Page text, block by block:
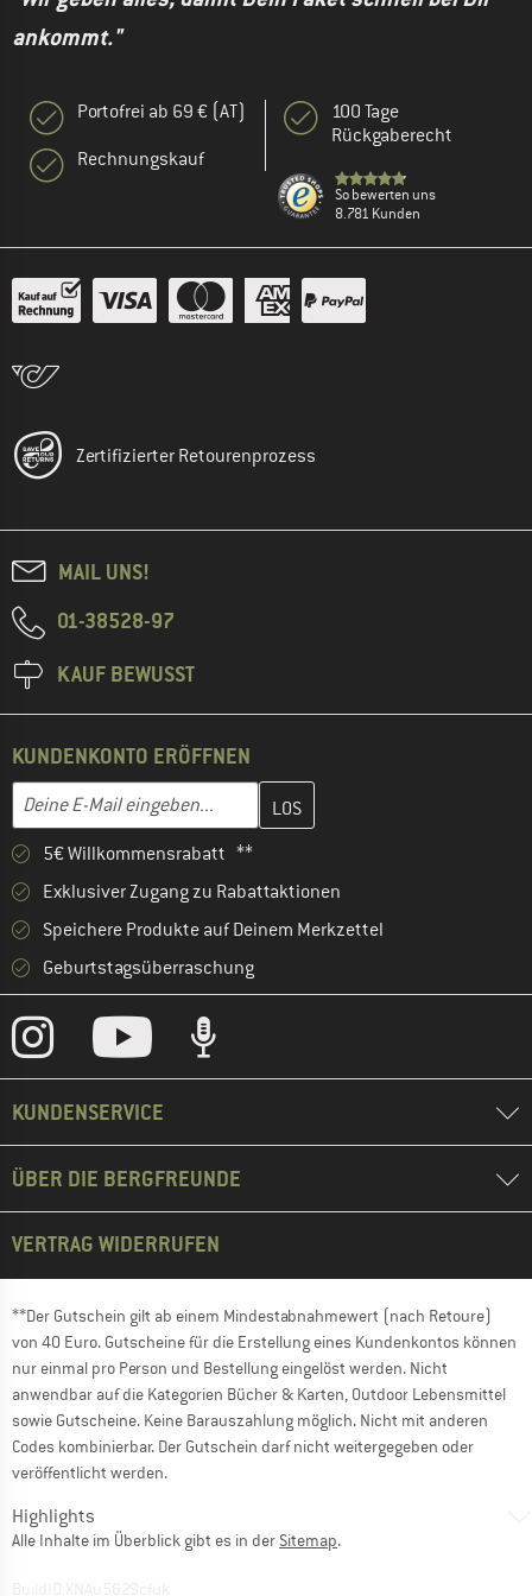
ankommt."
Portofrei ab 69 € (AT)
Rechnungskauf
100 Tage
Rückgaberecht
So bewerten uns
8.781 Kunden
Zertifizierter Retourenprozess
MAIL UNS!
01-38528-97
KAUF BEWUSST
KUNDENKONTO ERÖFFNEN
E-Mail-Adresse
Gib hier deine E-Mail-Adresse ein und erstelle im nächsten
5€ Willkommensrabatt **
Exklusiver Zugang zu Rabattaktionen
Speichere Produkte auf Deinem Merkzettel
Geburtstagsüberraschung
KUNDENSERVICE
ÜBER DIE BERGFREUNDE
VERTRAG WIDERRUFEN
**Der Gutschein gilt ab einem Mindestabnahmewert (nach Retoure)
von 40 Euro. Gutscheine für die Erstellung eines Kundenkontos können
nur einmal pro Person und Bestellung eingelöst werden. Nicht
anwendbar auf die Kategorien Bücher & Karten, Outdoor Lebensmittel
sowie Gutscheine. Keine Barauszahlung möglich. Nicht mit anderen
Codes kombinierbar. Der Gutschein darf nicht weitergegeben oder
veröffentlicht werden.
Highlights
Alle Inhalte im Überblick gibt es in der Sitemap.